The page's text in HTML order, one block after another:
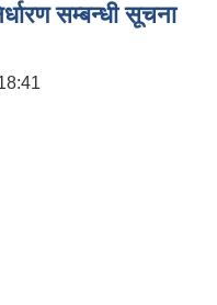
सम्बन्धी सूचना